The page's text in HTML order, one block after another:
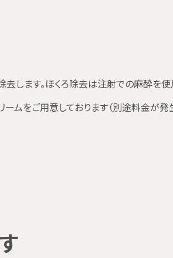
します。ほくろ除去は注射での麻酔を使
ムをご用意しております（別途料金が発